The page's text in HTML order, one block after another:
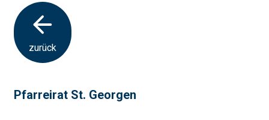
zurück
Pfarreirat St. Georgen